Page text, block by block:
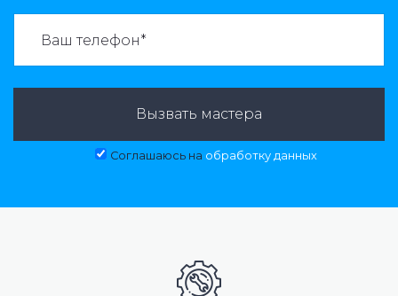
Вызвать мастера
Соглашаюсь на обработку данных